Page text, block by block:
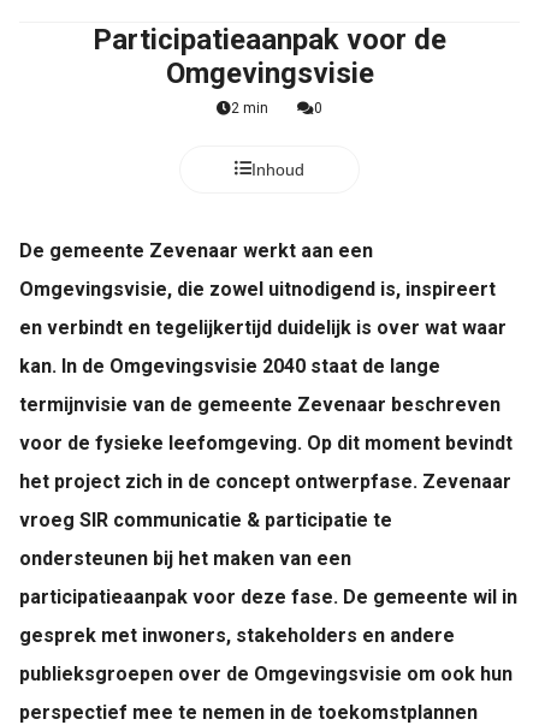
Participatieaanpak voor de
Omgevingsvisie
2 min 0
Inhoud
De gemeente Zevenaar werkt aan een
Omgevingsvisie, die zowel uitnodigend is, inspireert
en verbindt en tegelijkertijd duidelijk is over wat waar
kan. In de Omgevingsvisie 2040 staat de lange
termijnvisie van de gemeente Zevenaar beschreven
voor de fysieke leefomgeving. Op dit moment bevindt
het project zich in de concept ontwerpfase. Zevenaar
vroeg SIR communicatie & participatie te
ondersteunen bij het maken van een
participatieaanpak voor deze fase. De gemeente wil in
gesprek met inwoners, stakeholders en andere
publieksgroepen over de Omgevingsvisie om ook hun
perspectief mee te nemen in de toekomstplannen